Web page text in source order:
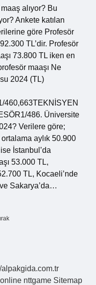
alıyor? Bu
Ankete katılan
göre Profesör
TL’dir. Profesör
73.800 TL iken en
maaşı Ne
2024 (TL)
460,663TEKNİSYEN
486. Üniversite
Verilere göre;
aylık 50.900
İstanbul’da
53.000 TL,
TL, Kocaeli’nde
Sakarya’da…
alpakgida.com.tr
nttgame Sitemap